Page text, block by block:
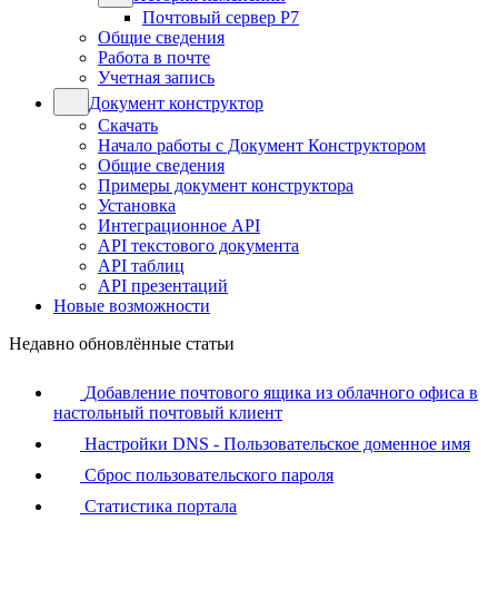
Почтовый сервер Р7
Общие сведения
Работа в почте
Учетная запись
Документ конструктор
Скачать
Начало работы с Документ Конструктором
Общие сведения
Примеры документ конструктора
Установка
Интеграционное API
API текстового документа
API таблиц
API презентаций
Новые возможности
Недавно обновлённые статьи
Добавление почтового ящика из облачного офиса в
настольный почтовый клиент
Настройки DNS - Пользовательское доменное имя
Сброс пользовательского пароля
Статистика портала